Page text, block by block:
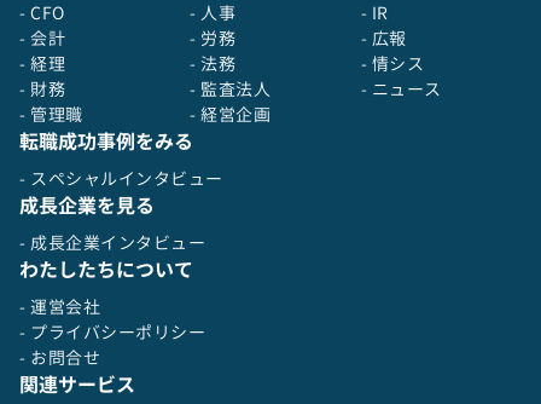
- CFO
- 会計
- 経理
- 財務
- 管理職
- 人事
- 労務
- 法務
- 監査法人
- 経営企画
- IR
- 広報
- 情シス
- ニュース
転職成功事例をみる
- スペシャルインタビュー
成長企業を見る
- 成長企業インタビュー
わたしたちについて
- 運営会社
- プライバシーポリシー
- お問合せ
関連サービス